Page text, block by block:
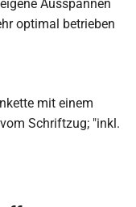
Ausspannen
optimal betrieben